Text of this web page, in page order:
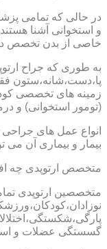
در حالی که تمامی
و استخوانی آشنا
خاصی از بدن تخصص
به طوری که جراح
پا،دست،شانه،ستون
زمینه های تخصصی
(تومور استخوانی) و
انواع عمل های
بیمار و بیماری آن می
متخصص ارتوپدی چه
متخصصین ارتوپدی
گسستگی عضلات و